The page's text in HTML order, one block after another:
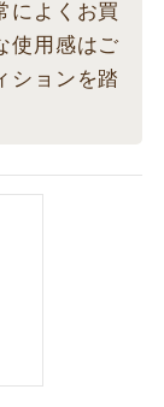
によくお買
使用感はご
ションを踏